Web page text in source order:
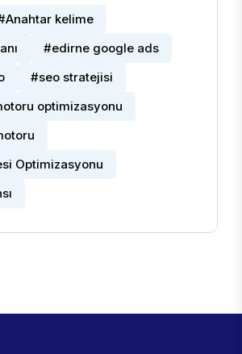
kelime
#edirne google ads
#seo stratejisi
optimizasyonu
Optimizasyonu